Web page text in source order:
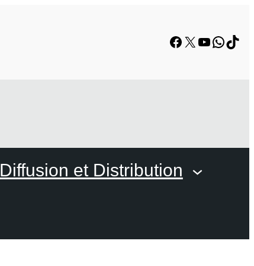
Facebook
X YouTube
Diffusion et Distribution